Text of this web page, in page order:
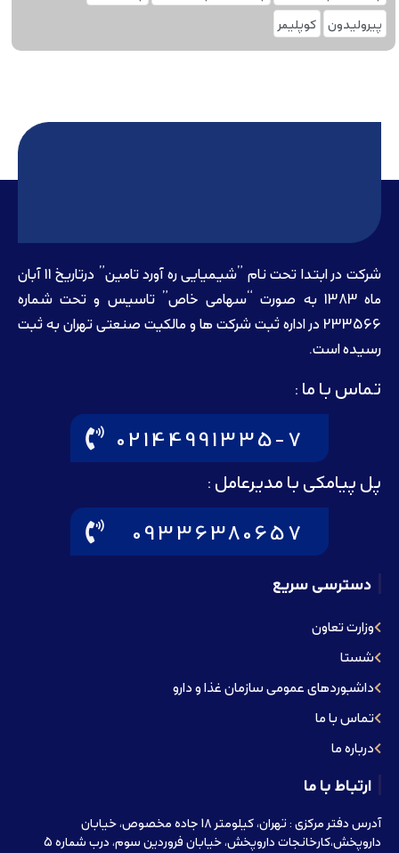
پیرولیدون
کوپلیمر
شرکت در ابتدا تحت نام ”شیمیایی ره آورد تامين” درتاريخ 11 آبان
ماه 1383 به صورت “سهامی خاص” تاسيس و تحت شماره
233566 در اداره ثبت شرکت ها و مالکيت صنعتی تهران به ثبت
رسيده است.
تماس با ما :
02144991335-7
پل پیامکی با مدیرعامل :
09336380657
دسترسی سریع
وزارت تعاون
شستا
داشبوردهای عمومی سازمان غذا و دارو
تماس با ما
درباره ما
ارتباط با ما
آدرس دفتر مرکزی : تهران، کیلومتر 18 جاده مخصوص، خیابان
داروپخش،کارخانجات داروپخش، خیابان فروردین سوم، درب شماره 5